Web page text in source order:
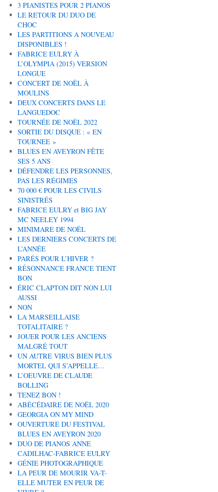
3 PIANISTES POUR 2 PIANOS
LE RETOUR DU DUO DE
CHOC
LES PARTITIONS A NOUVEAU
DISPONIBLES !
FABRICE EULRY À
L’OLYMPIA (2015) VERSION
LONGUE
CONCERT DE NOËL À
MOULINS
DEUX CONCERTS DANS LE
LANGUEDOC
TOURNÉE DE NOËL 2022
SORTIE DU DISQUE : « EN
TOURNEE »
BLUES EN AVEYRON FÊTE
SES 5 ANS
DÉFENDRE LES PERSONNES,
PAS LES RÉGIMES
70 000 € POUR LES CIVILS
SINISTRÉS
FABRICE EULRY et BIG JAY
MC NEELEY 1994
MINIMARE DE NOËL
LES DERNIERS CONCERTS DE
L’ANNÉE
PARÉS POUR L’HIVER ?
RÉSONNANCE FRANCE TIENT
BON
ÉRIC CLAPTON DIT NON LUI
AUSSI
NON
LA MARSEILLAISE
TOTALITAIRE ?
JOUER POUR LES ANCIENS
MALGRÉ TOUT
UN AUTRE VIRUS BIEN PLUS
MORTEL QUI S’APPELLE…
L’OEUVRE DE CLAUDE
BOLLING
TENEZ BON !
ABÉCÉDAIRE DE NOËL 2020
GEORGIA ON MY MIND
OUVERTURE DU FESTIVAL
BLUES EN AVEYRON 2020
DUO DE PIANOS ANNE
CADILHAC-FABRICE EULRY
GÉNIE PHOTOGRAPHIQUE
LA PEUR DE MOURIR VA-T-
ELLE MUTER EN PEUR DE